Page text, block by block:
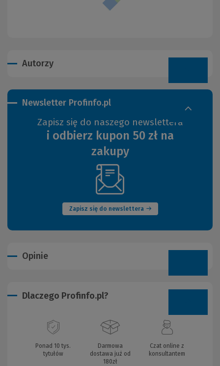
Autorzy
Newsletter Profinfo.pl
Zapisz się do naszego newslettera
i odbierz kupon 50 zł na
zakupy
Zapisz się do newslettera
(Nowe
okno)
Opinie
Dlaczego Profinfo.pl?
Ponad 10 tys.
tytułów
Darmowa
dostawa już od
180zł
Czat online z
konsultantem